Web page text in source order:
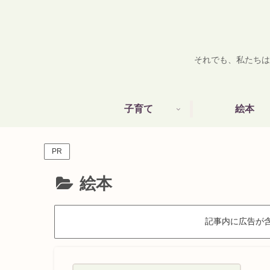
それでも、私たち
子育て 絵本
PR
絵本
記事内に広告が